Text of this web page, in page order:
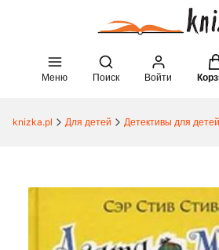
Меню
Open search engine
Поиск Войти
knizka.pl Для детей Детективы для детей